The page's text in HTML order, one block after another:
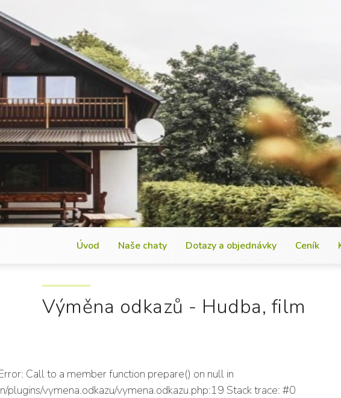
Úvod Naše chaty Dotazy a objednávky Ceník
Výměna odkazů - Hudba, film
Call to a member function prepare() on null in
plugins/vymena.odkazu/vymena.odkazu.php:19 Stack trace: #0